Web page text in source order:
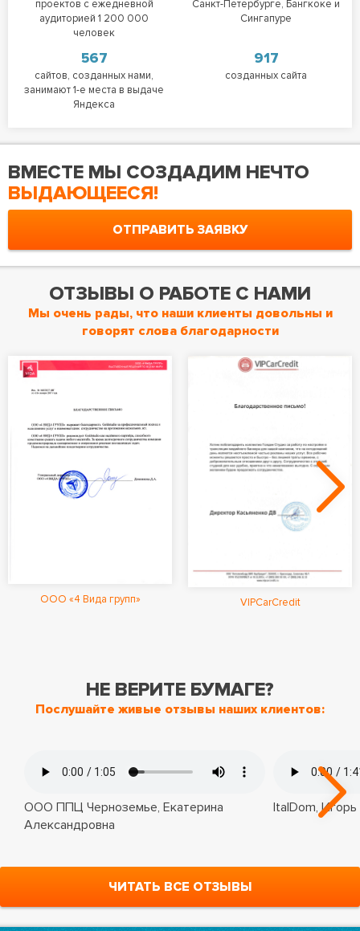
проектов с ежедневной
аудиторией 1 200 000
человек
Санкт-Петербурге, Бангкоке и
Сингапуре
567
сайтов, созданных нами,
занимают 1-е места в выдаче
Яндекса
917
созданных сайта
ВМЕСТЕ МЫ СОЗДАДИМ НЕЧТО
ВЫДАЮЩЕЕСЯ!
ОТПРАВИТЬ ЗАЯВКУ
ОТЗЫВЫ О РАБОТЕ С НАМИ
Мы очень рады, что наши клиенты довольны и
говорят слова благодарности
ООО «4 Вида групп» VIPCarCredit
НЕ ВЕРИТЕ БУМАГЕ?
Послушайте живые отзывы наших клиентов:
ООО ППЦ Черноземье, Екатерина
Александровна
ItalDom, Игорь
ЧИТАТЬ ВСЕ ОТЗЫВЫ